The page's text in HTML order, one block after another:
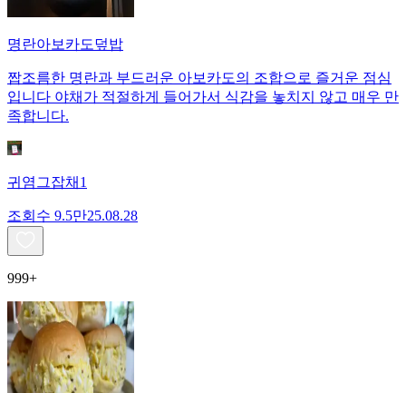
명란아보카도덮밥
짭조름한 명란과 부드러운 아보카도의 조합으로 즐거운 점심
입니다 야채가 적절하게 들어가서 식감을 놓치지 않고 매우 만
족합니다.
귀염그잡채1
조회수 9.5만25.08.28
999+